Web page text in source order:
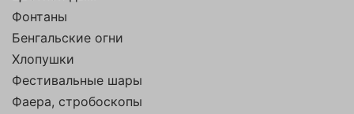
Фонтаны
Бенгальские огни
Хлопушки
Фестивальные шары
Фаера, стробоскопы